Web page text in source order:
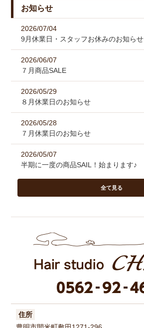
お知らせ
2026/07/04
9月休業日・スタッフお休みのお知らせ
2026/06/07
７月商品SALE
2026/05/29
８月休業日のお知らせ
2026/05/28
７月休業日のお知らせ
2026/05/07
半期に一度の商品SAIL！始まります♪
全て見る
住所